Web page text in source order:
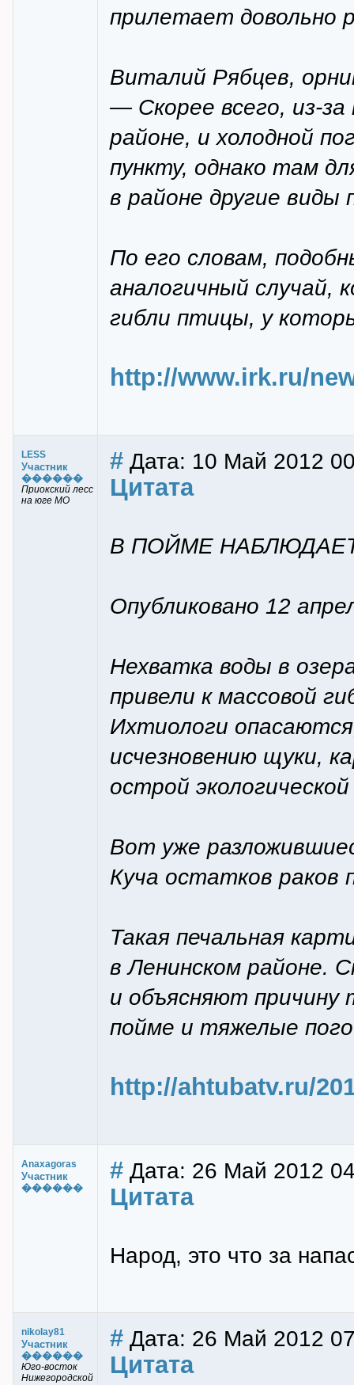
прилетает довольно
Виталий Рябцев,
— Скорее всего, из-
районе, и холодной
пункту, однако там
в районе другие виды
По его словам,
аналогичный случай,
гибли птицы, у
http://www.irk.ru/
LESS
Участник
������
Приокский лесс
на юге МО
# Дата: 10 Май 2012
Цитата
В ПОЙМЕ
Опубликовано 12
Нехватка воды в
привели к массовой
Ихтиологи
исчезновению щуки,
острой
Вот уже
Куча остатков раков
Такая печальная
в Ленинском районе.
и объясняют причину
пойме и тяжелые
http://ahtubatv.ru/
Anaxagoras
Участник
������
# Дата: 26 Май 2012
Цитата
Народ, это что за
nikolay81
Участник
������
Юго-восток
Нижегородской
# Дата: 26 Май 2012
Цитата